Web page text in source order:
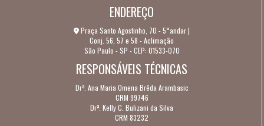
TRATAMENTOS ESTÉTICOS
CONHEÇA MAIS SOBRE A AK DERMATOLOGIA
ENDEREÇO
Praça Santo Agostinho, 70 - 5°andar |
Conj. 56, 57 e 58 - Aclimação
São Paulo - SP - CEP: 01533-070
RESPONSÁVEIS TÉCNICAS
Drª. Ana Maria Omena Brêda Arambasic
CRM 99746
Drª. Kelly C. Bulizani da Silva
CRM 83232